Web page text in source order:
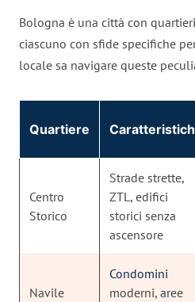
Bologna è una città con
ciascuno con sfide specifiche
locale sa navigare queste
Quartiere
Centro
Storico
Strade strette,
ZTL, edifici
storici senza
ascensore
Navile
Condomini
moderni, aree